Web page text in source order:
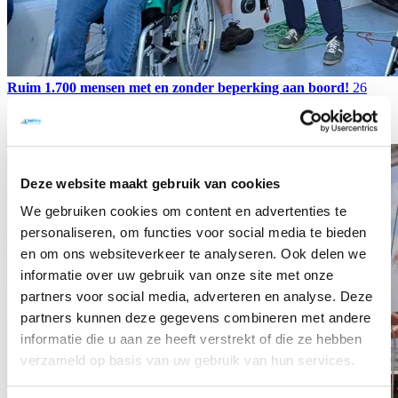
Deze website maakt gebruik van cookies
We gebruiken cookies om content en advertenties te
personaliseren, om functies voor social media te bieden
en om ons websiteverkeer te analyseren. Ook delen we
informatie over uw gebruik van onze site met onze
partners voor social media, adverteren en analyse. Deze
partners kunnen deze gegevens combineren met andere
informatie die u aan ze heeft verstrekt of die ze hebben
verzameld op basis van uw gebruik van hun services.
Ruim 1.700 mensen met en zonder beperking aan boord! 26
Trude en Witte Zwaan voeren van woensdag tot en met vrijdag
tijdens SAIL Amsterdam maar liefst 300 mensen per dag gratis mee.